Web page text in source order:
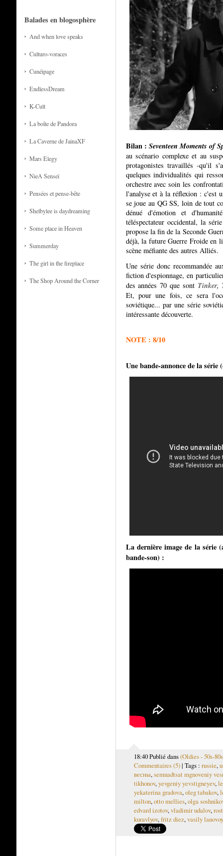
Balades en blogosphère
And when love speaks
Culturo-voraces
Cunéipage
EndlessDream
K-Cult
La boîte de Pandora
La Caverne de JainaXF
Mars Elegy
NieA Senseï
Pensées et pense-bête
Shelbylee is daydreaming
Some place in Heaven
Summerday
The girl in the fireplace
The Shop Around the Corner
Bilan : Seventeen Moments of
au scénario complexe et au
protagonistes travaillés -qu'il
quelques individualités qui
orchestre avec soin les
l'analyse et à la réflexion : c'est
se joue au QG SS, loin de tout
dénué d'émotion et
téléspectateur occidental, la
propose la fin de la Seconde
déjà, la future Guerre Froide en
scène méfiante des autres Alliés.
Une série donc recommandée
fiction d'espionnage, en
des années 70 que sont Tinker,
Et, pour une fois, ce sera
soviétique... par une série
intéressante découverte.
NOTE : 8/10
Une bande-annonce de la série
La dernière image de la série
bande-son) :
18:40 Publié dans(Oldies - 50s-
Commentaires (5)| Tags : russie,
весны,semnadtsat mgnoveniy
tikhonov,yevgeniy yevstigneyev,
yekaterina gradova,oleg tabakov,
milton,otto mellies,olga
edvard izotov,vladimir udalov,
kuravlyov,fritz diez,vasily lanovoy